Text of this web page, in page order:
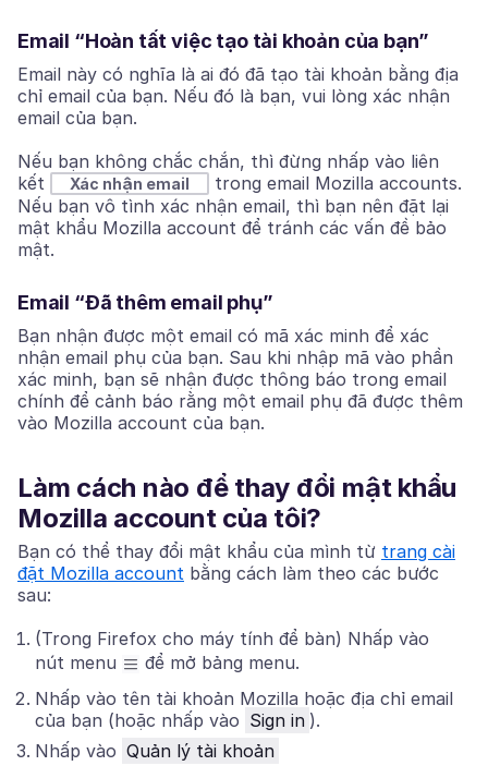
Email “Hoàn tất việc tạo tài khoản của bạn”
Email này có nghĩa là ai đó đã tạo tài khoản bằng địa
chỉ email của bạn. Nếu đó là bạn, vui lòng xác nhận
email của bạn.
Nếu bạn không chắc chắn, thì đừng nhấp vào liên
kết
Xác nhận email
trong email Mozilla accounts.
Nếu bạn vô tình xác nhận email, thì bạn nên đặt lại
mật khẩu Mozilla account để tránh các vấn đề bảo
mật.
Email “Đã thêm email phụ”
Bạn nhận được một email có mã xác minh để xác
nhận email phụ của bạn. Sau khi nhập mã vào phần
xác minh, bạn sẽ nhận được thông báo trong email
chính để cảnh báo rằng một email phụ đã được thêm
vào Mozilla account của bạn.
Làm cách nào để thay đổi mật khẩu
Mozilla account của tôi?
Bạn có thể thay đổi mật khẩu của mình từ trang cài
đặt Mozilla account bằng cách làm theo các bước
sau:
(Trong Firefox cho máy tính để bàn) Nhấp vào
nút menu
để mở bảng menu.
Nhấp vào tên tài khoản Mozilla hoặc địa chỉ email
của bạn (hoặc nhấp vào Sign in ).
Nhấp vào Quản lý tài khoản